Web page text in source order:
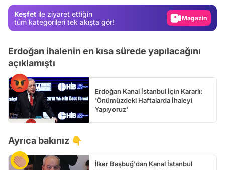
Keşfet ile ziyaret ettiğin
tüm kategorileri tek akışta gör!
Video
Erdoğan ihalenin en kısa sürede yapılacağını
açıklamıştı
Erdoğan Kanal İstanbul İçin Kararlı:
'Önümüzdeki Haftalarda İhaleyi
Yapıyoruz'
Ayrıca bakınız 👇
İlker Başbuğ'dan Kanal İstanbul